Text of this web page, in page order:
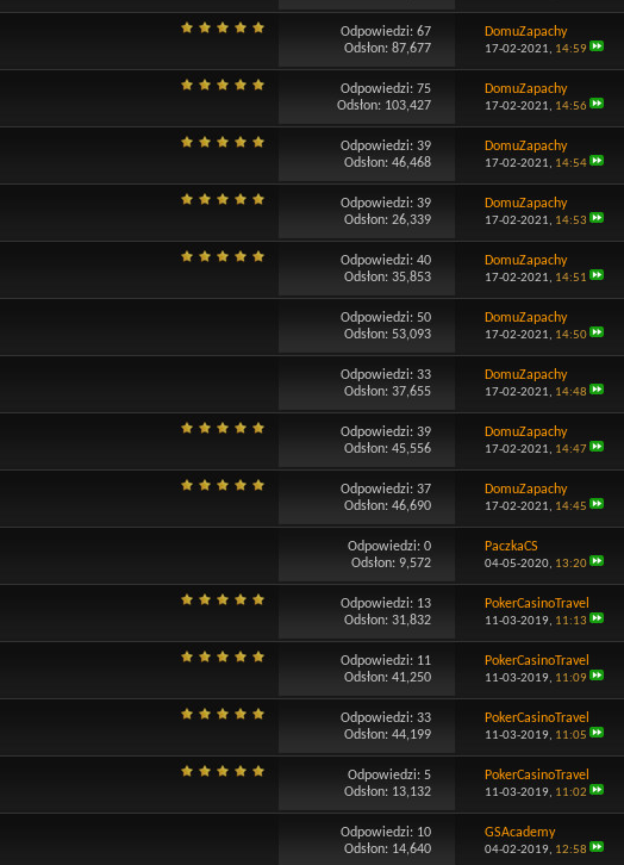
Odpowiedzi:67
Odsłon: 87,677
DomuZapachy
17-02-2021, 14:59
Odpowiedzi:75
Odsłon: 103,427
DomuZapachy
17-02-2021, 14:56
Odpowiedzi:39
Odsłon: 46,468
DomuZapachy
17-02-2021, 14:54
Odpowiedzi:39
Odsłon: 26,339
DomuZapachy
17-02-2021, 14:53
Odpowiedzi:40
Odsłon: 35,853
DomuZapachy
17-02-2021, 14:51
Odpowiedzi:50
Odsłon: 53,093
DomuZapachy
17-02-2021, 14:50
Odpowiedzi:33
Odsłon: 37,655
DomuZapachy
17-02-2021, 14:48
Odpowiedzi:39
Odsłon: 45,556
DomuZapachy
17-02-2021, 14:47
Odpowiedzi:37
Odsłon: 46,690
DomuZapachy
17-02-2021, 14:45
Odpowiedzi:0
Odsłon: 9,572
PaczkaCS
04-05-2020, 13:20
Odpowiedzi: 13
Odsłon: 31,832
PokerCasinoTravel
11-03-2019, 11:13
Odpowiedzi: 11
Odsłon: 41,250
PokerCasinoTravel
11-03-2019, 11:09
Odpowiedzi:33
Odsłon: 44,199
PokerCasinoTravel
11-03-2019, 11:05
Odpowiedzi:5
Odsłon: 13,132
PokerCasinoTravel
11-03-2019, 11:02
Odpowiedzi: 10
Odsłon: 14,640
GSAcademy
04-02-2019, 12:58